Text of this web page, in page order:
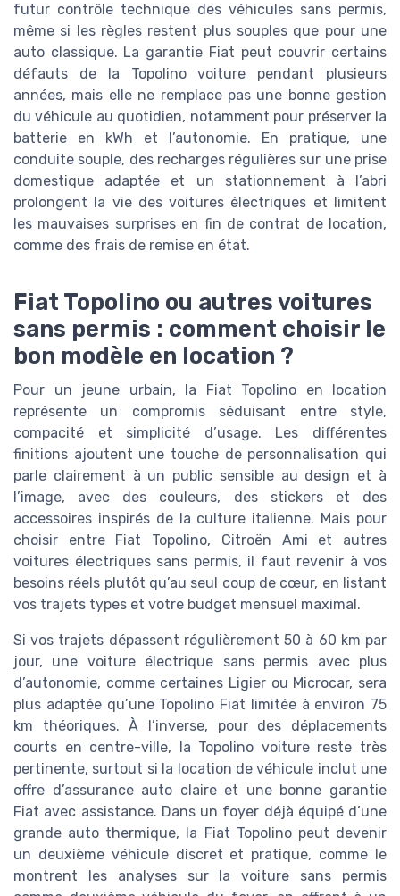
futur contrôle technique des véhicules sans permis,
même si les règles restent plus souples que pour une
auto classique. La garantie Fiat peut couvrir certains
défauts de la Topolino voiture pendant plusieurs
années, mais elle ne remplace pas une bonne gestion
du véhicule au quotidien, notamment pour préserver la
batterie en kWh et l’autonomie. En pratique, une
conduite souple, des recharges régulières sur une prise
domestique adaptée et un stationnement à l’abri
prolongent la vie des voitures électriques et limitent
les mauvaises surprises en fin de contrat de location,
comme des frais de remise en état.
Fiat Topolino ou autres voitures
sans permis : comment choisir le
bon modèle en location ?
Pour un jeune urbain, la Fiat Topolino en location
représente un compromis séduisant entre style,
compacité et simplicité d’usage. Les différentes
finitions ajoutent une touche de personnalisation qui
parle clairement à un public sensible au design et à
l’image, avec des couleurs, des stickers et des
accessoires inspirés de la culture italienne. Mais pour
choisir entre Fiat Topolino, Citroën Ami et autres
voitures électriques sans permis, il faut revenir à vos
besoins réels plutôt qu’au seul coup de cœur, en listant
vos trajets types et votre budget mensuel maximal.
Si vos trajets dépassent régulièrement 50 à 60 km par
jour, une voiture électrique sans permis avec plus
d’autonomie, comme certaines Ligier ou Microcar, sera
plus adaptée qu’une Topolino Fiat limitée à environ 75
km théoriques. À l’inverse, pour des déplacements
courts en centre-ville, la Topolino voiture reste très
pertinente, surtout si la location de véhicule inclut une
offre d’assurance auto claire et une bonne garantie
Fiat avec assistance. Dans un foyer déjà équipé d’une
grande auto thermique, la Fiat Topolino peut devenir
un deuxième véhicule discret et pratique, comme le
montrent les analyses sur la voiture sans permis